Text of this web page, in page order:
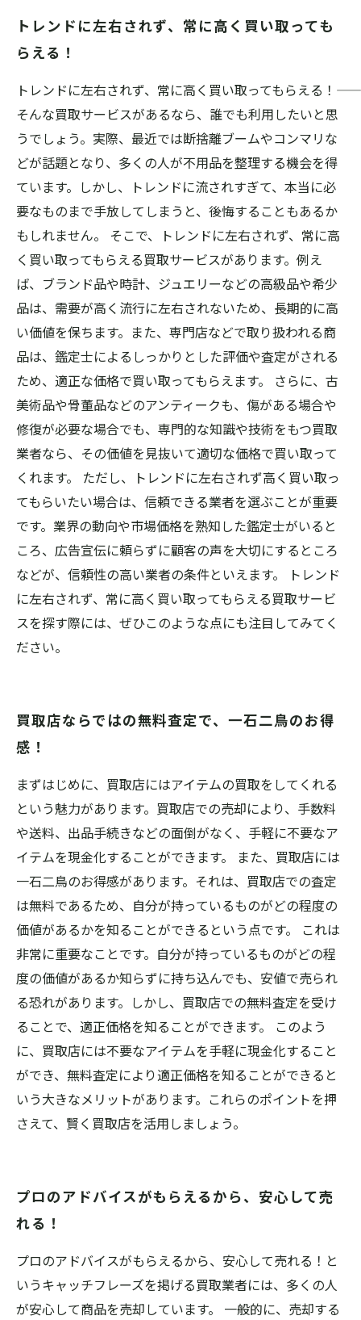
トレンドに左右されず、常に高く買い取っても
らえる！
トレンドに左右されず、常に高く買い取ってもらえる！――
そんな買取サービスがあるなら、誰でも利用したいと思
うでしょう。実際、最近では断捨離ブームやコンマリな
どが話題となり、多くの人が不用品を整理する機会を得
ています。しかし、トレンドに流されすぎて、本当に必
要なものまで手放してしまうと、後悔することもあるか
もしれません。 そこで、トレンドに左右されず、常に高
く買い取ってもらえる買取サービスがあります。例え
ば、ブランド品や時計、ジュエリーなどの高級品や希少
品は、需要が高く流行に左右されないため、長期的に高
い価値を保ちます。また、専門店などで取り扱われる商
品は、鑑定士によるしっかりとした評価や査定がされる
ため、適正な価格で買い取ってもらえます。 さらに、古
美術品や骨董品などのアンティークも、傷がある場合や
修復が必要な場合でも、専門的な知識や技術をもつ買取
業者なら、その価値を見抜いて適切な価格で買い取って
くれます。 ただし、トレンドに左右されず高く買い取っ
てもらいたい場合は、信頼できる業者を選ぶことが重要
です。業界の動向や市場価格を熟知した鑑定士がいると
ころ、広告宣伝に頼らずに顧客の声を大切にするところ
などが、信頼性の高い業者の条件といえます。 トレンド
に左右されず、常に高く買い取ってもらえる買取サービ
スを探す際には、ぜひこのような点にも注目してみてく
ださい。
買取店ならではの無料査定で、一石二鳥のお得
感！
まずはじめに、買取店にはアイテムの買取をしてくれる
という魅力があります。買取店での売却により、手数料
や送料、出品手続きなどの面倒がなく、手軽に不要なア
イテムを現金化することができます。 また、買取店には
一石二鳥のお得感があります。それは、買取店での査定
は無料であるため、自分が持っているものがどの程度の
価値があるかを知ることができるという点です。 これは
非常に重要なことです。自分が持っているものがどの程
度の価値があるか知らずに持ち込んでも、安値で売られ
る恐れがあります。しかし、買取店での無料査定を受け
ることで、適正価格を知ることができます。 このよう
に、買取店には不要なアイテムを手軽に現金化すること
ができ、無料査定により適正価格を知ることができると
いう大きなメリットがあります。これらのポイントを押
さえて、賢く買取店を活用しましょう。
プロのアドバイスがもらえるから、安心して売
れる！
プロのアドバイスがもらえるから、安心して売れる！と
いうキャッチフレーズを掲げる買取業者には、多くの人
が安心して商品を売却しています。 一般的に、売却する